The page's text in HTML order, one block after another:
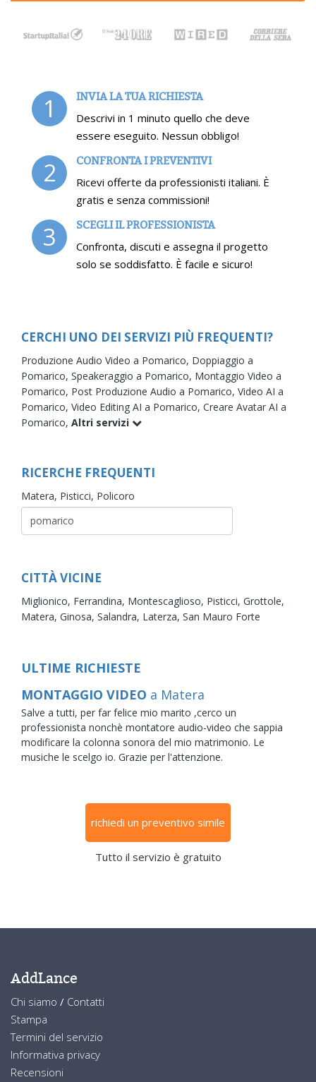
1 INVIA LA TUA RICHIESTA
Descrivi in 1 minuto quello che deve
essere eseguito. Nessun obbligo!
2 CONFRONTA I PREVENTIVI
Ricevi offerte da professionisti italiani. È
gratis e senza commissioni!
3 SCEGLI IL PROFESSIONISTA
Confronta, discuti e assegna il progetto
solo se soddisfatto. È facile e sicuro!
CERCHI UNO DEI SERVIZI PIÙ FREQUENTI?
Produzione Audio Video a Pomarico, Doppiaggio a
Pomarico, Speakeraggio a Pomarico, Montaggio Video a
Pomarico, Post Produzione Audio a Pomarico, Video AI a
Pomarico, Video Editing AI a Pomarico, Creare Avatar AI a
Pomarico, Altri servizi
RICERCHE FREQUENTI
Matera, Pisticci, Policoro
CITTÀ VICINE
Miglionico, Ferrandina, Montescaglioso, Pisticci, Grottole,
Matera, Ginosa, Salandra, Laterza, San Mauro Forte
ULTIME RICHIESTE
MONTAGGIO VIDEO a Matera
Salve a tutti, per far felice mio marito ,cerco un
professionista nonchè montatore audio-video che sappia
modificare la colonna sonora del mio matrimonio. Le
musiche le scelgo io. Grazie per l'attenzione.
richiedi un preventivo simile
Tutto il servizio è gratuito
AddLance
Chi siamo / Contatti
Stampa
Termini del servizio
Informativa privacy
Recensioni